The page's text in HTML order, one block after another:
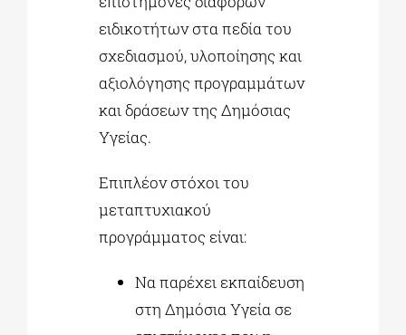
ειδικοτήτων στα πεδία του
σχεδιασμού, υλοποίησης και
αξιολόγησης προγραμμάτων
και δράσεων της Δημόσιας
Υγείας.
Επιπλέον στόχοι του
μεταπτυχιακού
προγράμματος είναι:
Να παρέχει εκπαίδευση
στη Δημόσια Υγεία σε